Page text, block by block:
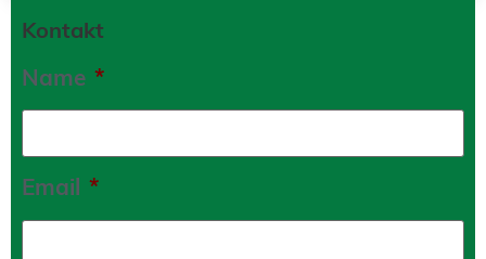
Kontakt
Name *
Email *